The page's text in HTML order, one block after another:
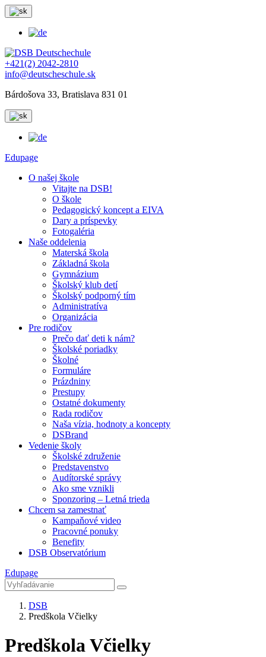
+421(2) 2042-2810
info@deutscheschule.sk
Bárdošova 33, Bratislava 831 01
Edupage
O našej škole
Vitajte na DSB!
O škole
Pedagogický koncept a EIVA
Dary a príspevky
Fotogaléria
Naše oddelenia
Materská škola
Základná škola
Gymnázium
Školský klub detí
Školský podporný tím
Administratíva
Organizácia
Pre rodičov
Prečo dať deti k nám?
Školské poriadky
Školné
Formuláre
Prázdniny
Prestupy
Ostatné dokumenty
Rada rodičov
Naša vízia, hodnoty a koncepty
DSBrand
Vedenie školy
Školské združenie
Predstavenstvo
Audítorské správy
Ako sme vznikli
Sponzoring – Letná trieda
Chcem sa zamestnať
Kampaňové video
Pracovné ponuky
Benefity
DSB Observatórium
Edupage
DSB
Predškola Včielky
Predškola Včielky